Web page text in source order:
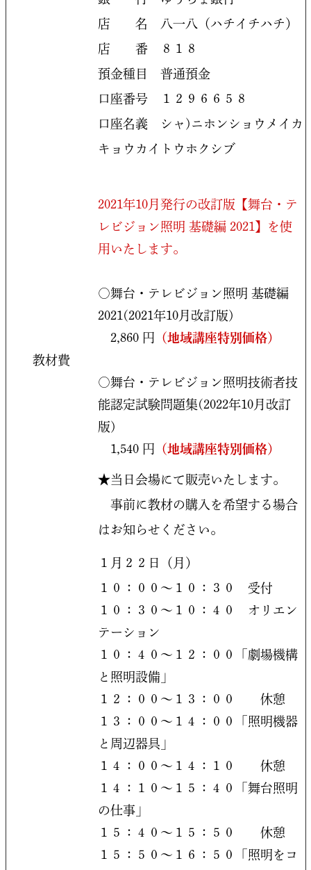
店 名 八一八（ハチイチハチ）
店 番 ８１８
預金種目 普通預金
口座番号 １２９６６５８
口座名義 シャ)ニホンショウメイカ
キョウカイトウホクシブ
教材費
2021年10月発行の改訂版【舞台・テ
レビジョン照明 基礎編 2021】を使
用いたします。
○舞台・テレビジョン照明 基礎編
2021(2021年10月改訂版)
2,860 円 （地域講座特別価格）
○舞台・テレビジョン照明技術者技
能認定試験問題集(2022年10月改訂
版)
1,540 円 （地域講座特別価格）
★当日会場にて販売いたします。
事前に教材の購入を希望する場合
はお知らせください。
１月２２日（月）
１０：００～１０：３０ 受付
１０：３０～１０：４０ オリエン
テーション
１０：４０～１２：００「劇場機構
と照明設備」
１２：００～１３：００ 休憩
１３：００～１４：００「照明機器
と周辺器具」
１４：００～１４：１０ 休憩
１４：１０～１５：４０「舞台照明
の仕事」
１５：４０～１５：５０ 休憩
１５：５０～１６：５０「照明をコ